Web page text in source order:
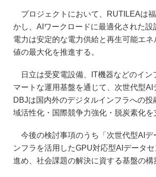
プロジェクトにおいて、RUTILEAは
かし、AIワークロードに最適化された
電力は安定的な電力供給と再生可能エ
値の最大化を推進する。
日立は受変電設備、IT機器などのイン
マートな運用基盤を通じて、次世代型AI
DBJは国内外のデジタルインフラへの
域活性化・国際競争力強化・脱炭素化
今後の検討事項のうち「次世代型AIデ
ンフラを活用したGPU対応型AIデータ
進め、社会課題の解決に資する基盤の構